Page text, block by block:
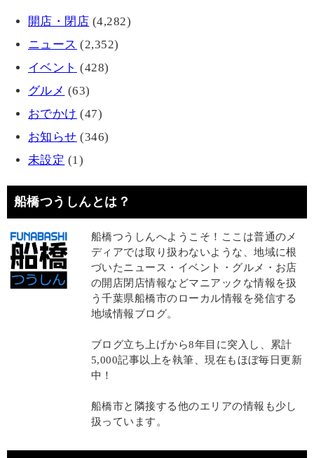
開店・閉店 (4,282)
ニュース (2,352)
イベント (428)
グルメ (63)
おでかけ (47)
お知らせ (346)
未設定 (1)
船橋つうしんとは？
船橋つうしんへようこそ！ここは普通のメ
ディアでは取り扱わないような、地域に根
づいたニュース・イベント・グルメ・お店
の開店閉店情報などマニアックな情報を扱
う千葉県船橋市のローカル情報を発信する
地域情報ブログ。
ブログ立ち上げから8年目に突入し、累計
5,000記事以上を執筆、現在もほぼ毎日更新
中！
船橋市と隣接する他のエリアの情報も少し
扱っています。